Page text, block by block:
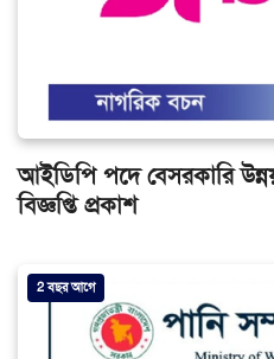
আইডিপি পদে বেসরকারি
বিজ্ঞপ্তি প্রকাশ
2 বছর আগে